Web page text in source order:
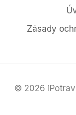
Zásady
© 2026